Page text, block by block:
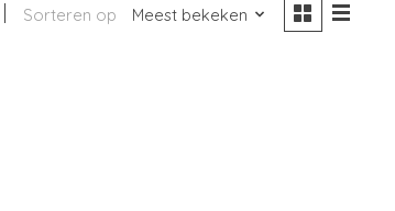
Sorteren op Meest bekeken